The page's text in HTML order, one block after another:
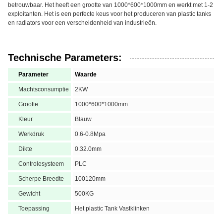
betrouwbaar. Het heeft een grootte van 1000*600*1000mm en werkt met 1-2
exploitanten. Het is een perfecte keus voor het produceren van plastic tanks
en radiators voor een verscheidenheid van industrieën.
Technische Parameters:
Parameter Waarde
Machtsconsumptie 2KW
Grootte 1000*600*1000mm
Kleur Blauw
Werkdruk 0.6-0.8Mpa
Dikte 0.32.0mm
Controlesysteem PLC
Scherpe Breedte 100120mm
Gewicht 500KG
Toepassing Het plastic Tank Vastklinken